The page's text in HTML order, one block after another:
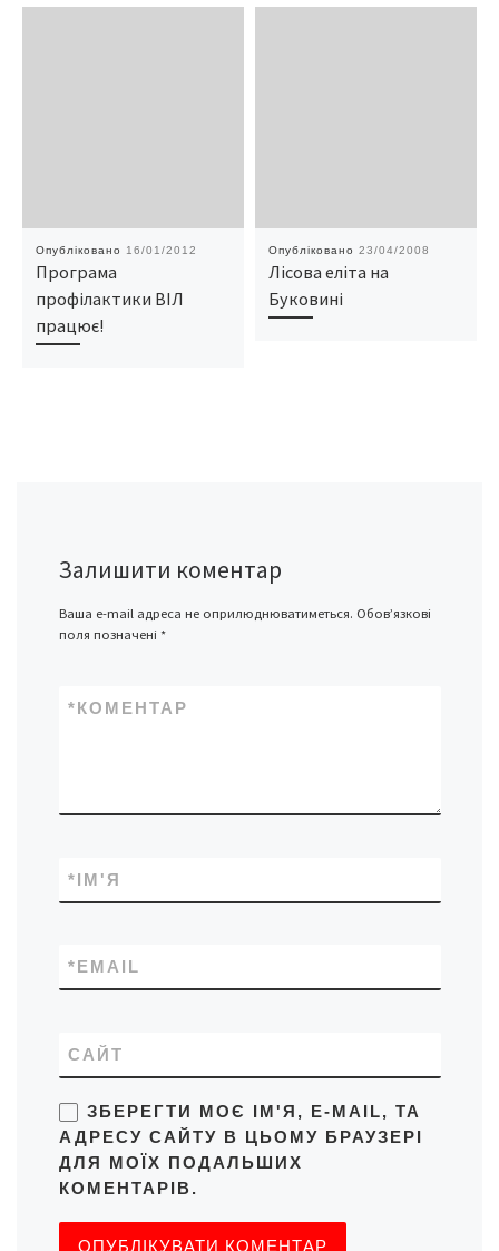
Опубліковано 16/01/2012
Програма
профілактики ВІЛ
працює!
Опубліковано 23/04/2008
Лісова еліта на
Буковині
Залишити коментар
Ваша e-mail адреса не оприлюднюватиметься. Обов’язкові
поля позначені *
КОМЕНТАР
*
ІМ'Я
*
EMAIL
*
САЙТ
ЗБЕРЕГТИ МОЄ ІМ'Я, E-MAIL, ТА
АДРЕСУ САЙТУ В ЦЬОМУ БРАУЗЕРІ
ДЛЯ МОЇХ ПОДАЛЬШИХ
КОМЕНТАРІВ.